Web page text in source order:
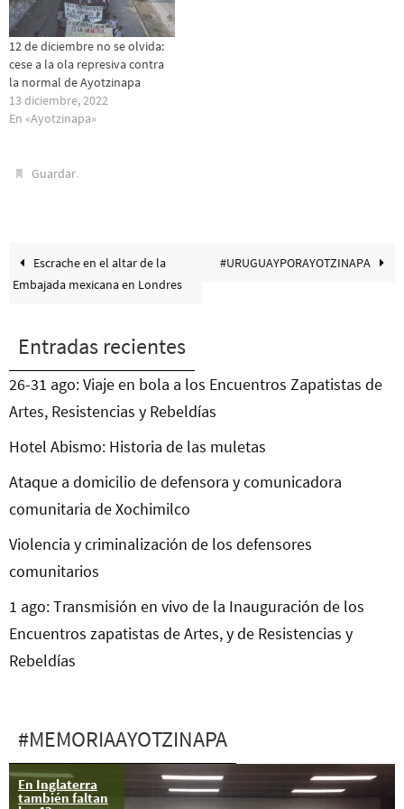
12 de diciembre no se olvida:
cese a la ola represiva contra
la normal de Ayotzinapa
13 diciembre, 2022
En «Ayotzinapa»
Guardar.
Escrache en el altar de la
Embajada mexicana en Londres
#URUGUAYPORAYOTZINAPA
Entradas recientes
26-31 ago: Viaje en bola a los Encuentros Zapatistas de
Artes, Resistencias y Rebeldías
Hotel Abismo: Historia de las muletas
Ataque a domicilio de defensora y comunicadora
comunitaria de Xochimilco
Violencia y criminalización de los defensores
comunitarios
1 ago: Transmisión en vivo de la Inauguración de los
Encuentros zapatistas de Artes, y de Resistencias y
Rebeldías
#MEMORIAAYOTZINAPA
En Inglaterra
también faltan
Video:
Posicionamiento